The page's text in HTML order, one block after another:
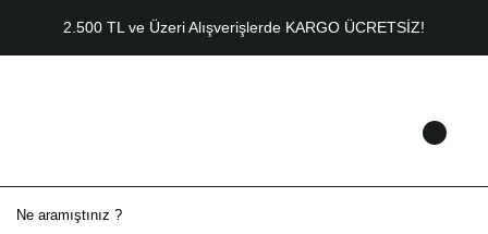
2.500 TL ve Üzeri Alışverişlerde KARGO ÜCRETSİZ!